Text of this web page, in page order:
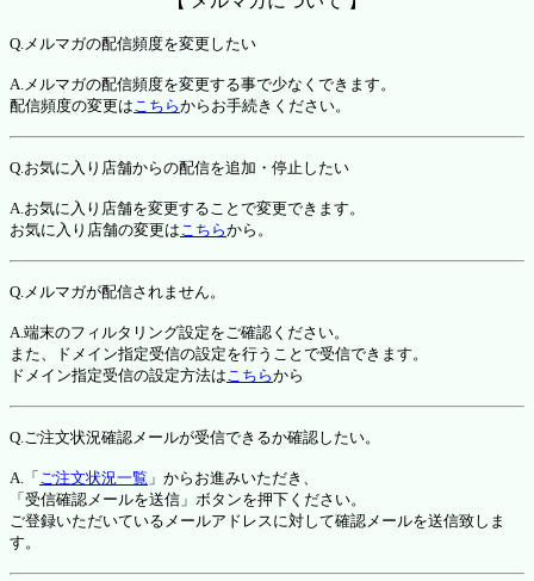
Q.メルマガの配信頻度を変更したい
A.メルマガの配信頻度を変更する事で少なくできます。
配信頻度の変更はこちらからお手続きください。
Q.お気に入り店舗からの配信を追加・停止したい
A.お気に入り店舗を変更することで変更できます。
お気に入り店舗の変更はこちらから。
Q.メルマガが配信されません。
A.端末のフィルタリング設定をご確認ください。
また、ドメイン指定受信の設定を行うことで受信できます。
ドメイン指定受信の設定方法はこちらから
Q.ご注文状況確認メールが受信できるか確認したい。
A.「 ご注文状況一覧 」からお進みいただき、
「受信確認メールを送信」ボタンを押下ください。
ご登録いただいているメールアドレスに対して確認メールを送信致しま
す。